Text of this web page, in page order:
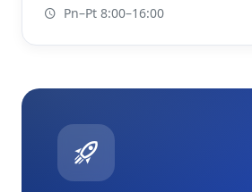
Pn–Pt 8:00–16:00